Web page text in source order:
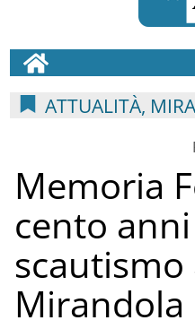
ATTUALITÀ,
Memoria
cento
scautismo
Mirandola